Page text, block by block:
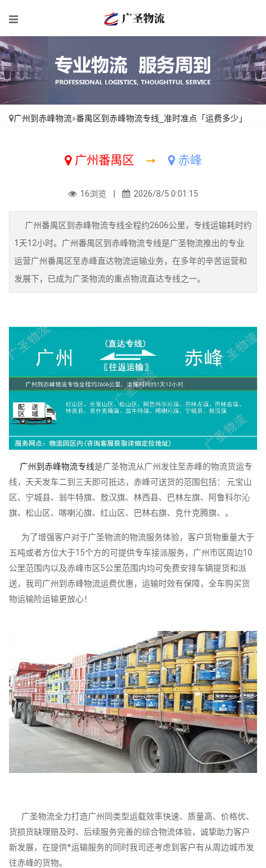
广州到赤峰物流»番禺区到赤峰物流专线_准时准点「运费多少」
广州番禺区 ➙ 赤峰
16浏览 | 2026/8/5 0:01:15
广州番禺区到赤峰物流专线全程约2606公里，专线运输耗时约
1天12小时。广州番禺区到赤峰物流专线是广圣物流推出的专业
运营广州番禺区至赤峰直达物流运输业务，在多年的辛苦运营和
发展下，已成为广圣物流的重点物流直达专线之一。
广州到赤峰物流专线是广圣物流从广州发往至赤峰的物流货运专
线，天天发车二到三天即可抵达，赤峰可送货的范围包括： 元宝山
区、宁城县、翁牛特旗、敖汉旗、林西县、巴林左旗、阿鲁科尔沁
旗、松山区、喀喇沁旗、红山区、巴林右旗、克什克腾旗、。
为了增强客户对于广圣物流的物流服务体验，客户货物重量大于
五吨或者方位大于15个方的可提供专车接派服务，广州市区周边10
公里范围内以及赤峰市区5公里范围内均可免费安排车辆提货和派
送，我司广州到赤峰物流运费优惠，运输时效有保障，全车购买货
物运输险运输更放心！
广圣物流全力打造广州同类型运载效率快速、质量高、价格优、
货损货缺理赔及时、后续服务完善的综合物流体验，诚挚助力客户
新发展，在提供*运输服务的同时我司还考虑到客户有从周边城市发
往赤峰的货物。